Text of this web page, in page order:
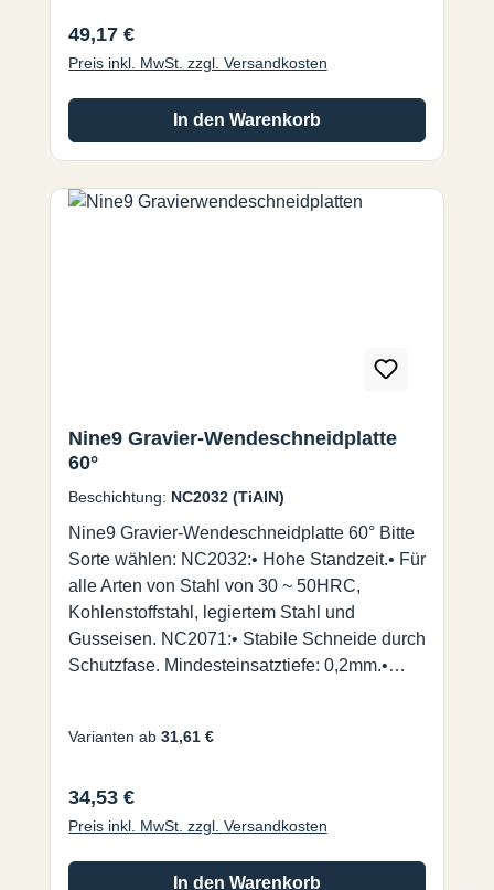
und Graviermaschinen mit
Spindeldrehzahlen bis zu 40.000 U/min mit
Regulärer Preis:
49,17 €
Preis inkl. MwSt. zzgl. Versandkosten
In den Warenkorb
Nine9 Gravier-Wendeschneidplatte
60°
Beschichtung: NC2032 (TiAlN)
Nine9 Gravier-Wendeschneidplatte 60° Bitte
Sorte wählen: NC2032:• Hohe Standzeit.• Für
alle Arten von Stahl von 30 ~ 50HRC,
Kohlenstoffstahl, legiertem Stahl und
Gusseisen. NC2071:• Stabile Schneide durch
Schutzfase. Mindesteinsatztiefe: 0,2mm.•
ALDURA Beschichtung, extrem
verringertem Werkzeugverschleiß.• Für
gehärteten Stahl bis zu 56HRC. NC9031:•
Spanleitstufe für sehr feine Gravuren.• Für
Varianten ab 31,61 €
Regulärer Preis:
34,53 €
Preis inkl. MwSt. zzgl. Versandkosten
In den Warenkorb